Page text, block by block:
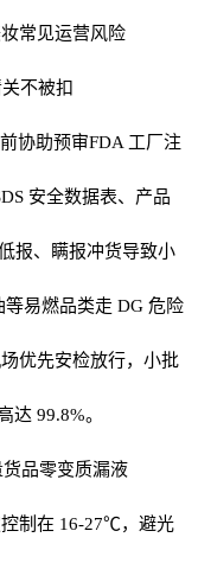
常见运营风险
不被扣
协助预审FDA 工厂注
安全数据表、产品
报、瞒报冲货导致小
易燃品类走 DG 危险
优先安检放行，小批
达 99.8%。
品零变质漏液
制在 16-27℃，避光